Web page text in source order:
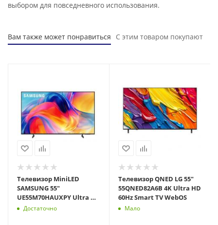
выбором для повседневного использования.
Вам также может понравиться С этим товаром покупают
Телевизор MiniLED
SAMSUNG 55"
UE55M70HAUXPY Ultra HD
60Hz Smart TV Tizen OS
Достаточно
Телевизор QNED LG 55"
55QNED82A6B 4K Ultra HD
60Hz Smart TV WebOS
Мало